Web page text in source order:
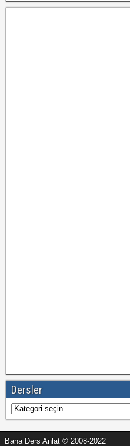
Dersler
Dersler
Bana Ders Anlat © 2008-2022